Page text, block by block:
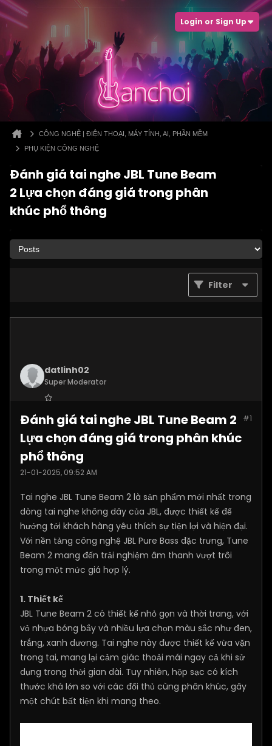
Login or Sign Up
CÔNG NGHỆ | ĐIỆN THOẠI, MÁY TÍNH, AI, PHẦN MỀM
PHỤ KIỆN CÔNG NGHỆ
Đánh giá tai nghe JBL Tune Beam
2 Lựa chọn đáng giá trong phân
khúc phổ thông
Filter
datlinh02
Super Moderator
Posts:7876 #1
Đánh giá tai nghe JBL Tune Beam 2
Lựa chọn đáng giá trong phân khúc
phổ thông
21-01-2025, 09:52 AM
Tai nghe JBL Tune Beam 2 là sản phẩm mới nhất trong
dòng tai nghe không dây của JBL, được thiết kế để
hướng tới khách hàng yêu thích sự tiện lợi và hiện đại.
Với nền tảng công nghệ JBL Pure Bass đặc trưng, Tune
Beam 2 mang đến trải nghiệm âm thanh vượt trôi
trong một mức giá hợp lý.
1. Thiết kế
JBL Tune Beam 2 có thiết kế nhỏ gọn và thời trang, với
vỏ nhựa bóng bắy và nhiều lựa chọn màu sắc như đen,
trắng, xanh dương. Tai nghe này được thiết kế vừa vặn
trong tai, mang lại cảm giác thoải mái ngay cả khi sử
dụng trong thời gian dài. Tuy nhiên, hộp sạc có kích
thước khá lớn so với các đối thủ cùng phân khúc, gây
một chút bất tiện khi mang theo.